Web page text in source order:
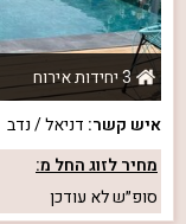
3 יחידות אירוח
איש קשר: דניאל / נדב
מחיר לזוג החל מ:
סופ״שלא עודכן